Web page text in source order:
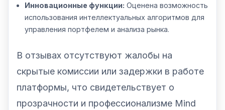
Инновационные функции: Оценена возможность
использования интеллектуальных алгоритмов для
управления портфелем и анализа рынка.
В отзывах отсутствуют жалобы на
скрытые комиссии или задержки в работе
платформы, что свидетельствует о
прозрачности и профессионализме Mind